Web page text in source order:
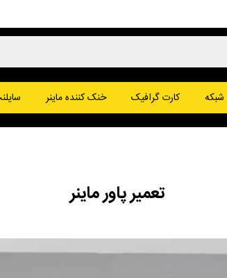
شبکه کارت گرافیک خنک کننده ماینر
تعمیر پاور ماینر